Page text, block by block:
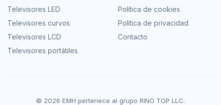
Televisores LED
Televisores curvos
Televisores LCD
Televisores portátiles
Política de cookies
Política de privacidad
Contacto
© 2026 EMH pertenece al grupo RINO TOP LLC.